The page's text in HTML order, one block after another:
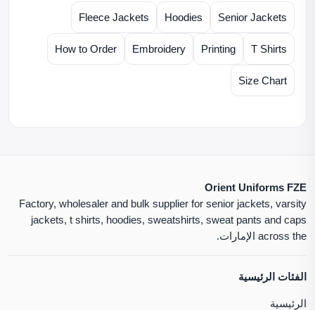
Senior Jackets
Hoodies
Fleece Jackets
T Shirts
Printing
Embroidery
How to Order
Size Chart
Orient Uniforms FZE
Factory, wholesaler and bulk supplier for senior jackets, varsity
jackets, t shirts, hoodies, sweatshirts, sweat pants and caps
across the الإمارات.
الفئات الرئيسية
الرئيسية